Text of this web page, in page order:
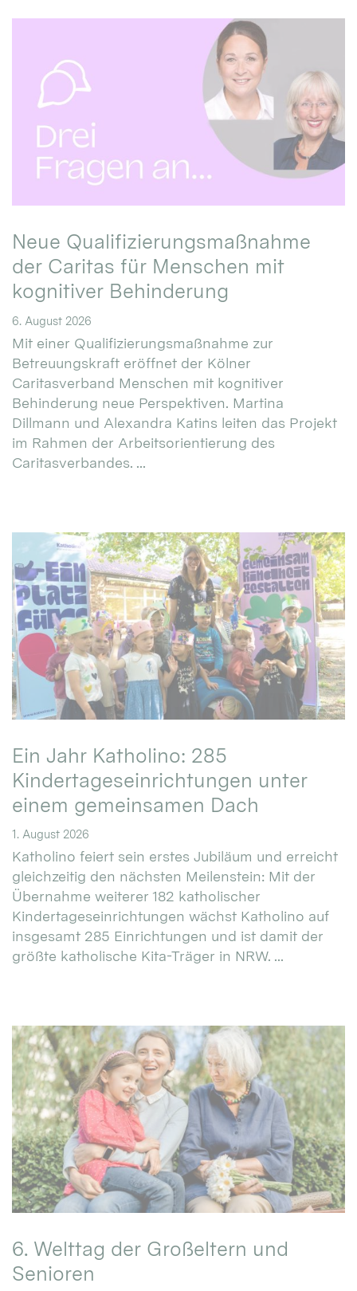
Neue Qualifizierungsmaßnahme
der Caritas für Menschen mit
kognitiver Behinderung
6. August 2026
Mit einer Qualifizierungsmaßnahme zur
Betreuungskraft eröffnet der Kölner
Caritasverband Menschen mit kognitiver
Behinderung neue Perspektiven. Martina
Dillmann und Alexandra Katins leiten das Projekt
im Rahmen der Arbeitsorientierung des
Caritasverbandes. ...
Ein Jahr Katholino: 285
Kindertageseinrichtungen unter
einem gemeinsamen Dach
1. August 2026
Katholino feiert sein erstes Jubiläum und erreicht
gleichzeitig den nächsten Meilenstein: Mit der
Übernahme weiterer 182 katholischer
Kindertageseinrichtungen wächst Katholino auf
insgesamt 285 Einrichtungen und ist damit der
größte katholische Kita-Träger in NRW. ...
6. Welttag der Großeltern und
Senioren